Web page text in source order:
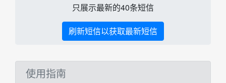
只展示最新的40条短信
刷新短信以获取最新短信
使用指南